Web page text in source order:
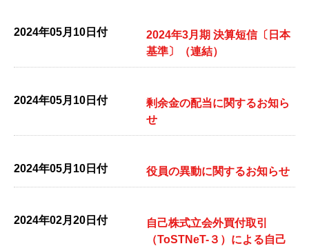
2024年05月10日付
2024年3月期 決算短信〔日本
基準〕（連結）
2024年05月10日付
剰余金の配当に関するお知ら
せ
2024年05月10日付 役員の異動に関するお知らせ
2024年02月20日付
自己株式立会外買付取引
（ToSTNeT-３）による自己